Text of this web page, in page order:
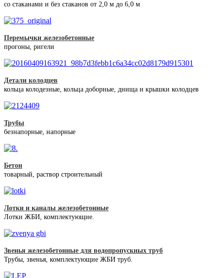
со стаканами и без стаканов от 2,0 м до 6,0 м
Перемычки железобетонные
прогоны, ригели
Детали колодцев
кольца колодезные, кольца доборные, днища и крышки колодцев
Трубы
безнапорные, напорные
Бетон
товарный, раствор строительный
Лотки и каналы железобетонные
Лотки ЖБИ, комплектующие.
Звенья железобетонные для водопропускных труб
Трубы, звенья, комплектующие ЖБИ труб.